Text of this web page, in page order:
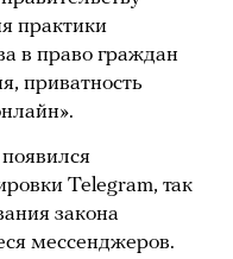
практики
в право граждан
приватность
Telegram, так
закона
мессенджеров.